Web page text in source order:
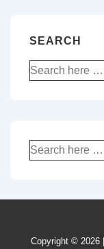
SEARCH
Recherche
pour:
Recherche
pour:
Copyright © 2026